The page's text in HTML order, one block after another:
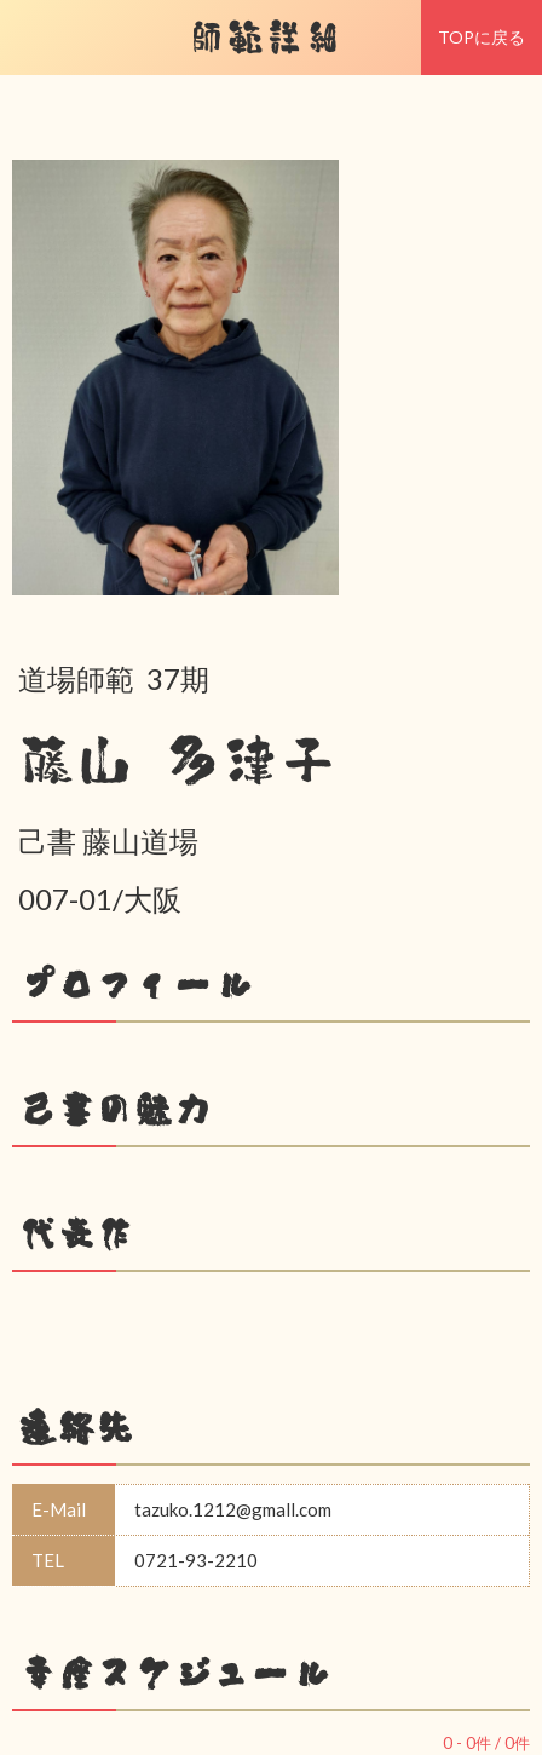
師範詳細 TOPに戻る
道場師範 37期
藤山 多津子
己書 藤山道場
007-01/大阪
プロフィール
己書の魅力
代表作
連絡先
E-Mail tazuko.1212@gmall.com
TEL 0721-93-2210
幸座スケジュール
0 - 0件 /0件